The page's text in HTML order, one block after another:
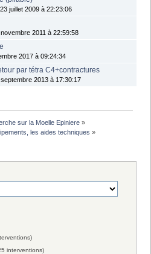
juillet 2009 à 22:23:06
2011 à 22:59:58
2017 à 09:24:34
par tétra C4+contractures
2013 à 17:30:17
sur la Moelle Epiniere »
les aides techniques »
interventions)